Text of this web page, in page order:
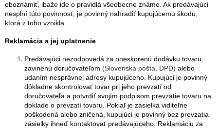
oboznámiť, ibaže ide o pravidlá všeobecne známe. Ak predávajúci
nesplní túto povinnosť, je povinný nahradiť kupujúcemu škodu,
ktorá z toho vznikla.
Reklamácia a jej uplatnenie
Predávajúci nezodpovedá za oneskorenú dodávku tovaru
zavinenú doručovateľom (Slovenská pošta, DPD) alebo
udaním nesprávnej adresy kupujúceho. Kupujúci je povinný
dôkladne skontrolovať tovar pri jeho prevzatí od
doručovateľa a potvrdiť svojím podpisom prevzatie tovaru na
doklade o prevzatí tovaru. Pokiaľ je zásielka viditeľne
poškodená alebo zničená, kupujúci je povinný bez prevzatia
zásielky ihneď kontaktovať predávajúceho. Reklamáciu za